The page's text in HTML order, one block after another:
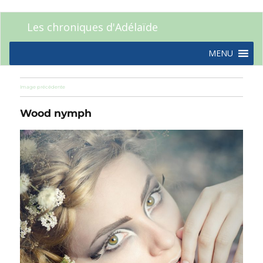
Les chroniques d'Adélaïde
MENU
Image précédente
Wood nymph